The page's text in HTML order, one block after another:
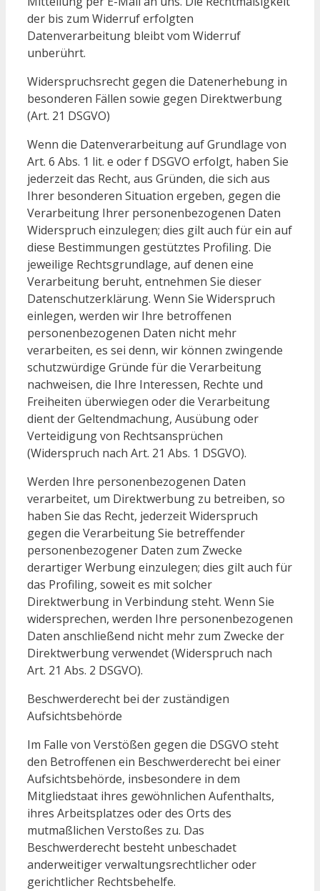
der bis zum Widerruf erfolgten
Datenverarbeitung bleibt vom Widerruf
unberührt.
Widerspruchsrecht gegen die Datenerhebung in
besonderen Fällen sowie gegen Direktwerbung
(Art. 21 DSGVO)
Wenn die Datenverarbeitung auf Grundlage von
Art. 6 Abs. 1 lit. e oder f DSGVO erfolgt, haben Sie
jederzeit das Recht, aus Gründen, die sich aus
Ihrer besonderen Situation ergeben, gegen die
Verarbeitung Ihrer personenbezogenen Daten
Widerspruch einzulegen; dies gilt auch für ein auf
diese Bestimmungen gestütztes Profiling. Die
jeweilige Rechtsgrundlage, auf denen eine
Verarbeitung beruht, entnehmen Sie dieser
Datenschutzerklärung. Wenn Sie Widerspruch
einlegen, werden wir Ihre betroffenen
personenbezogenen Daten nicht mehr
verarbeiten, es sei denn, wir können zwingende
schutzwürdige Gründe für die Verarbeitung
nachweisen, die Ihre Interessen, Rechte und
Freiheiten überwiegen oder die Verarbeitung
dient der Geltendmachung, Ausübung oder
Verteidigung von Rechtsansprüchen
(Widerspruch nach Art. 21 Abs. 1 DSGVO).
Werden Ihre personenbezogenen Daten
verarbeitet, um Direktwerbung zu betreiben, so
haben Sie das Recht, jederzeit Widerspruch
gegen die Verarbeitung Sie betreffender
personenbezogener Daten zum Zwecke
derartiger Werbung einzulegen; dies gilt auch für
das Profiling, soweit es mit solcher
Direktwerbung in Verbindung steht. Wenn Sie
widersprechen, werden Ihre personenbezogenen
Daten anschließend nicht mehr zum Zwecke der
Direktwerbung verwendet (Widerspruch nach
Art. 21 Abs. 2 DSGVO).
Beschwerderecht bei der zuständigen
Aufsichtsbehörde
Im Falle von Verstößen gegen die DSGVO steht
den Betroffenen ein Beschwerderecht bei einer
Aufsichtsbehörde, insbesondere in dem
Mitgliedstaat ihres gewöhnlichen Aufenthalts,
ihres Arbeitsplatzes oder des Orts des
mutmaßlichen Verstoßes zu. Das
Beschwerderecht besteht unbeschadet
anderweitiger verwaltungsrechtlicher oder
gerichtlicher Rechtsbehelfe.